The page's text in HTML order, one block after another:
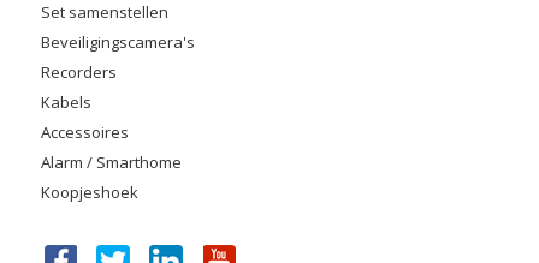
Set samenstellen
Beveiligingscamera's
Recorders
Kabels
Accessoires
Alarm / Smarthome
Koopjeshoek